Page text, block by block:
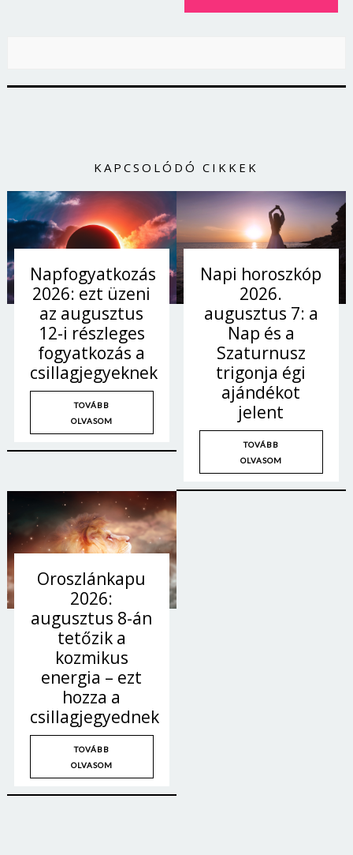
KAPCSOLÓDÓ CIKKEK
Napfogyatkozás
2026: ezt üzeni
az augusztus
12-i részleges
fogyatkozás a
csillagjegyeknek
TOVÁBB
OLVASOM
Napi horoszkóp
2026.
augusztus 7: a
Nap és a
Szaturnusz
trigonja égi
ajándékot
jelent
TOVÁBB
OLVASOM
Oroszlánkapu
2026:
augusztus 8-án
tetőzik a
kozmikus
energia – ezt
hozza a
csillagjegyednek
TOVÁBB
OLVASOM